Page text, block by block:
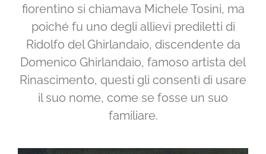
fiorentino si chiamava Michele Tosini, ma
poiché fu uno degli allievi prediletti di
Ridolfo del Ghirlandaio, discendente da
Domenico Ghirlandaio, famoso artista del
Rinascimento, questi gli consentì di usare
il suo nome, come se fosse un suo
familiare.